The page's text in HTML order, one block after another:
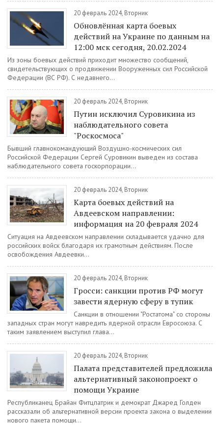
20 февраль 2024, Вторник
Обновлённая карта боевых
действий на Украине по данным на
12:00 мск сегодня, 20.02.2024
Из зоны боевых действий приходит множество сообщений,
свидетельствующих о продвижении Вооруженных сил Российской
Федерации (ВС РФ). С недавнего...
20 февраль 2024, Вторник
Путин исключил Суровикина из
наблюдательного совета
"Роскосмоса"
Бывший главнокомандующий Воздушно-космических сил
Российской Федерации Сергей Суровикин выведен из состава
наблюдательного совета госкорпорации...
20 февраль 2024, Вторник
Карта боевых действий на
Авдеевском направлении:
информация на 20 февраля 2024
Ситуация на Авдеевском направлении складывается удачно для
российских войск благодаря их грамотным действиям. После
освобождения Авдеевки...
20 февраль 2024, Вторник
Гросси: санкции против РФ могут
завести ядерную сферу в тупик
Санкции в отношении "Ростатома" со стороны
западных стран могут навредить ядерной отрасли Евросоюза. С
таким заявлением выступил глава...
20 февраль 2024, Вторник
Палата представителей предложила
альтернативный законопроект о
помощи Украине
Республиканец Брайан Фитцпатрик и демократ Джаред Голден
рассказали об альтернативной версии проекта закона о выделении
нового пакета помощи...